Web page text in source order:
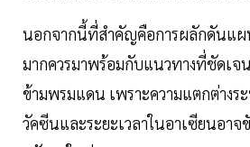
นอกจากนี้ที่สำคัญคือการผลักดันแผ
มากควรมาพร้อมกับแนวทางที่ชัดเจ
ข้ามพรมแดน เพราะความแตกต่างร
วัคซีนและระยะเวลาในอาเซียนอาจ